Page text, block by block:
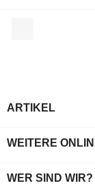
ARTIKEL
WEITERE
WER SIND WIR?